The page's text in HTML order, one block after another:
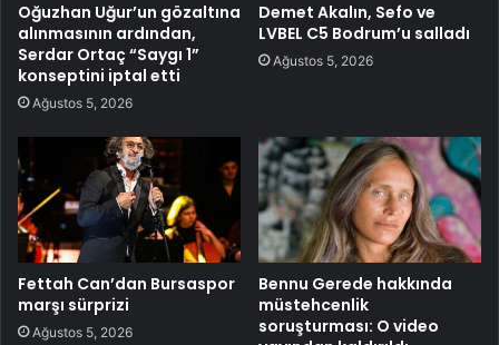
Oğuzhan Uğur’un gözaltına
alınmasının ardından,
Serdar Ortaç “Saygı 1”
konseptini iptal etti
Ağustos 5, 2026
Demet Akalın, Sefo ve
LVBEL C5 Bodrum’u salladı
Ağustos 5, 2026
Fettah Can’dan Bursaspor
marşı sürprizi
Ağustos 5, 2026
Bennu Gerede hakkında
müstehcenlik
soruşturması: O video